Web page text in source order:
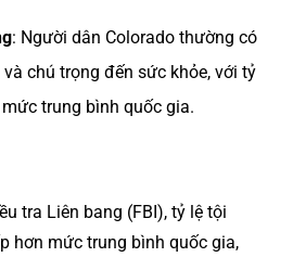
: Người dân Colorado thường có
chú trọng đến sức khỏe, với tỷ
trung bình quốc gia.
tra Liên bang (FBI), tỷ lệ tội
hơn mức trung bình quốc gia,